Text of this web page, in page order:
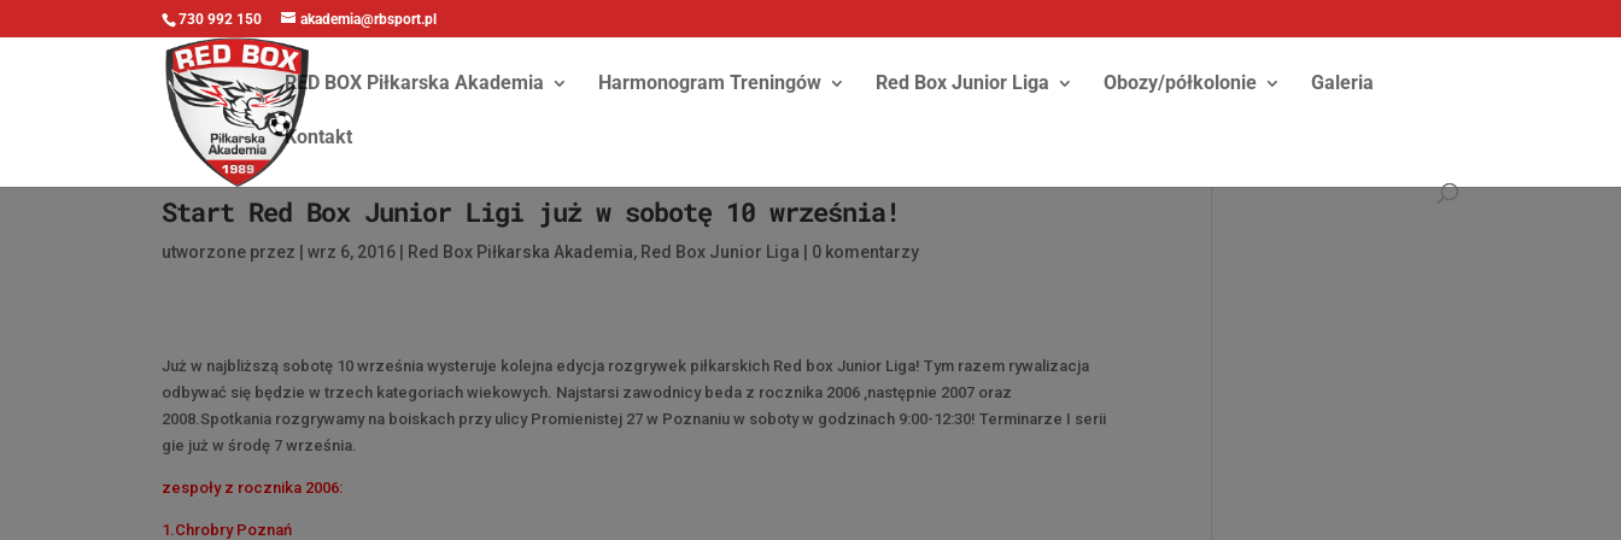
730 992 150 akademia@rbsport.pl
RED BOX Piłkarska Akademia Harmonogram Treningów Red Box Junior Liga Obozy/półkolonie Galeria
Kontakt
Start Red Box Junior Ligi już w sobotę 10 września!
utworzone przez |wrz 6, 2016 Red Box Piłkarska Akademia, Red Box Junior Liga 0 komentarzy
Już w najbliższą sobotę 10 września wysteruje kolejna edycja rozgrywek piłkarskich Red box Junior Liga! Tym razem rywalizacja
odbywać się będzie w trzech kategoriach wiekowych. Najstarsi zawodnicy beda z rocznika 2006 ,następnie 2007 oraz
2008.Spotkania rozgrywamy na boiskach przy ulicy Promienistej 27 w Poznaniu w soboty w godzinach 9:00-12:30! Terminarze I serii
gie już w środę 7 września.
zespoły z rocznika 2006:
1.Chrobry Poznań